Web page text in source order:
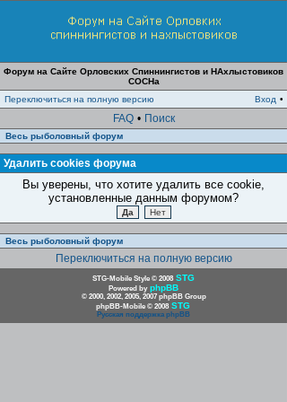
Форум на Сайте Орловских Спиннингистов и НАхлыстовиков
СОСНа
Переключиться на полную версию
Вход •
FAQ • Поиск
Весь рыболовный форум
Удалить cookies форума
Вы уверены, что хотите удалить все cookie,
установленные данным форумом?
Весь рыболовный форум
Переключиться на полную версию
STG-Mobile Style © 2008 STG
Powered by phpBB
© 2000, 2002, 2005, 2007 phpBB Group
phpBB-Mobile © 2008 STG
Русская поддержка phpBB